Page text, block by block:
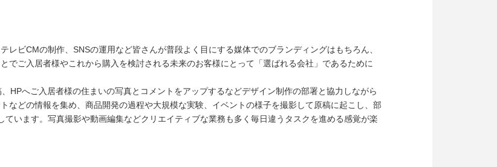
レビCMの制作、SNSの運用など皆さんが普段よく目にする媒体でのブランディングはもちろん、
でご入居者様やこれから購入を検討される未来のお客様にとって「選ばれる会社」であるために
HPへご入居者様の住まいの写真とコメントをアップするなどデザイン制作の部署と協力しながら
などの情報を集め、商品開発の過程や大規模な実験、イベントの様子を撮影して原稿に起こし、部
います。写真撮影や動画編集などクリエイティブな業務も多く毎日違うタスクを進める感覚が楽